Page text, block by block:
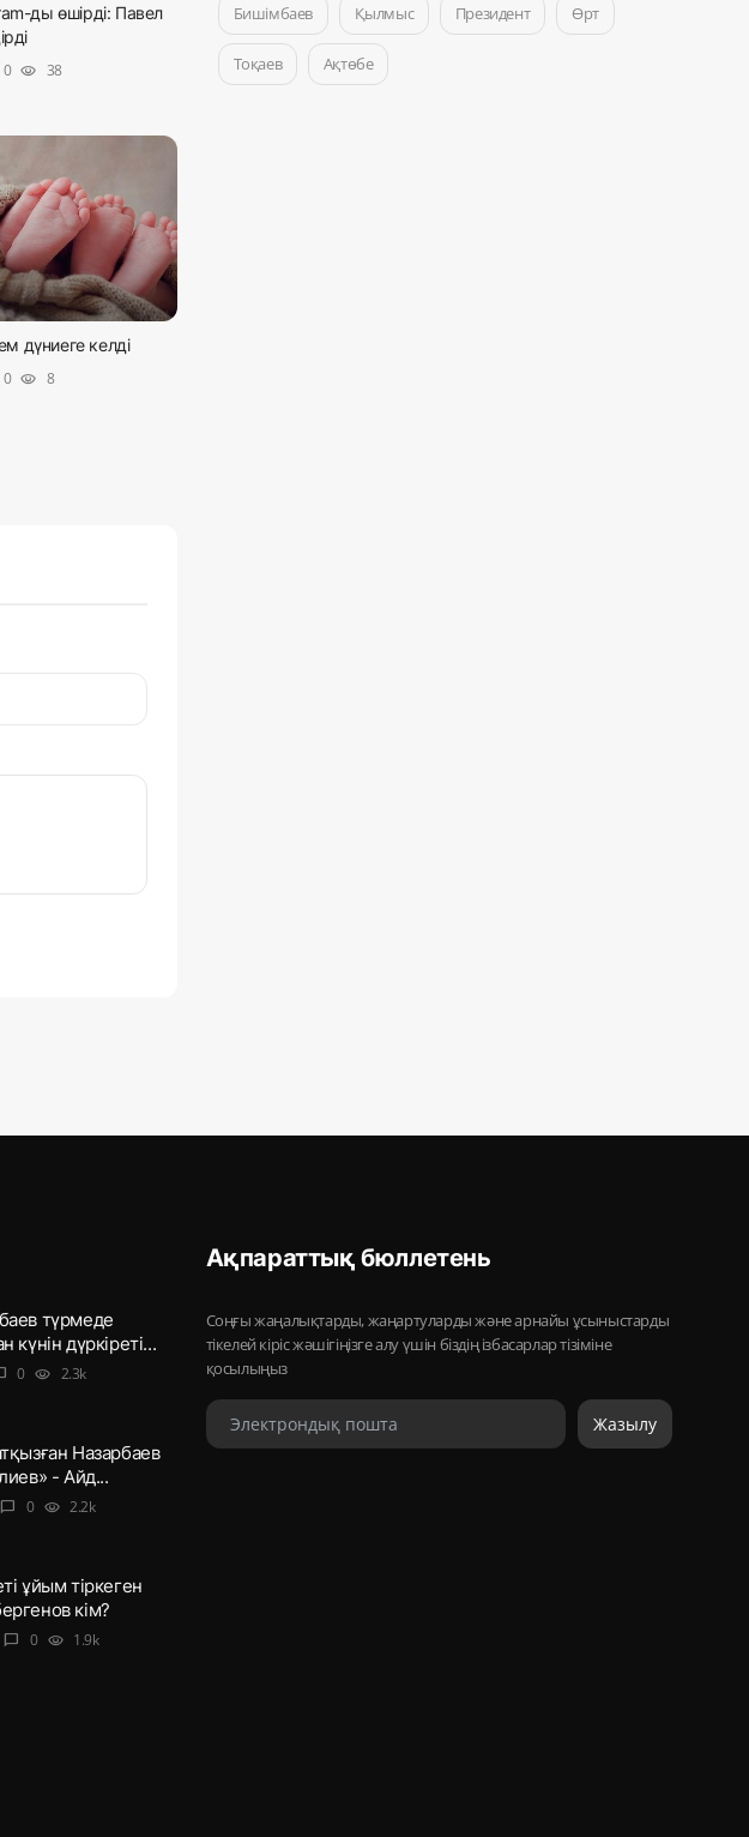
ды өшірді: Павел
0 visibility 38
дүниеге келді
0 visibility 8
Бишімбаев Қылмыс Президент Өрт
Тоқаев Ақтөбе
түрмеде
күнін дүркіреті...
0 visibility 2.3k
Назарбаев
- Айд...
chat_bubble 0 visibility 2.2k
ұйым тіркеген
кім?
chat_bubble 0 visibility 1.9k
Ақпараттық бюллетень
Соңғы жаңалықтарды, жаңартуларды және арнайы ұсыныстарды
тікелей кіріс жәшігіңізге алу үшін біздің ізбасарлар тізіміне
қосылыңыз
Жазылу